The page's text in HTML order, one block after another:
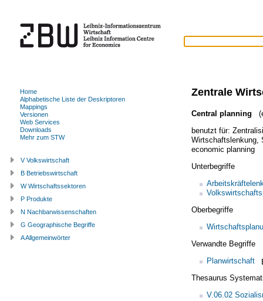
Zentrale
Central planning
benutzt für:
Wirtschaftslenkung,
economic planning
Unterbegriffe
Oberbegriffe
Verwandte Begriffe
Planwirtschaft
Thesaurus
V.06.02
Home
Alphabetische Liste der Deskriptoren
Mappings
Versionen
Web Services
Downloads
Mehr zum STW
V Volkswirtschaft
B Betriebswirtschaft
W Wirtschaftssektoren
P Produkte
N Nachbarwissenschaften
G Geographische Begriffe
A Allgemeinwörter